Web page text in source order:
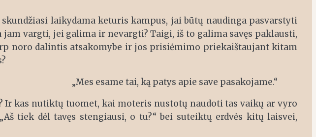
laikydama keturis kampus, jai būtų naudinga pasvarstyti
vargti, jei galima ir nevargti? Taigi, iš to galima savęs paklausti,
noro dalintis atsakomybe ir jos prisiėmimo priekaištaujant kitam
„Mes esame tai, ką patys apie save pasakojame.“
kas nutiktų tuomet, kai moteris nustotų naudoti tas vaikų ar vyro
tiek dėl tavęs stengiausi, o tu?“ bei suteiktų erdvės kitų laisvei,